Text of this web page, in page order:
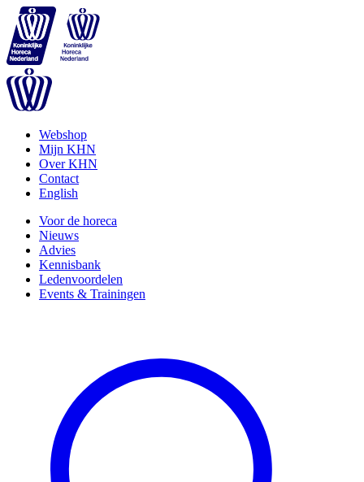
Webshop
Mijn KHN
Over KHN
Contact
English
Voor de horeca
Nieuws
Advies
Kennisbank
Ledenvoordelen
Events & Trainingen